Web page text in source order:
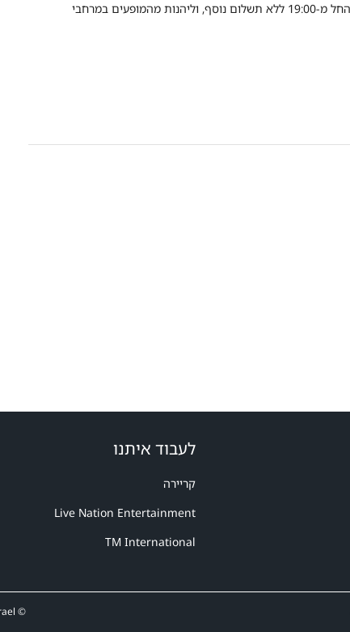
כל רוכשי הכרטיסים למופע זה יוכלו לקבל "כרטיס טיול" ליום שישי, 7.11, החל מ-19:00 ללא תשלום נוסף, וליהנות מהמופעים במרחבי
לעבוד איתנו
קריירה
Live Nation Entertainment
TM International
© Ticketmaster Israel - טיקטמאסטר ישראל -2015-2025. כל הזכויות שמורות